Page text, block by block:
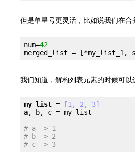
但是单星号更灵活，比如说我们在
num=42
merged_list =
[*my_list_1,
我们知道，解构列表元素的时候可以
my_list = [1, 2, 3]
a, b, c = my_list
# a -> 1
# b -> 2
# c -> 3